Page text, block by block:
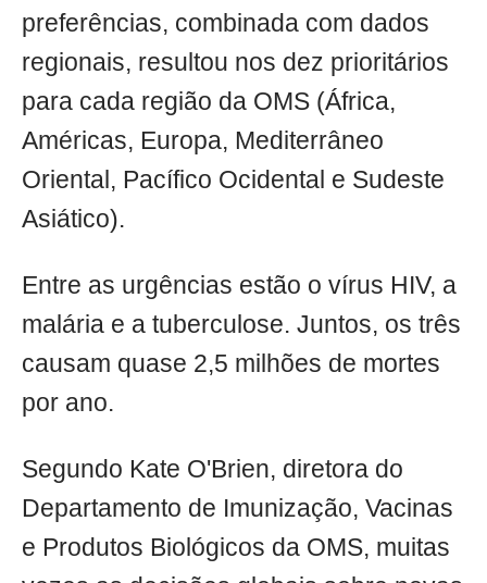
preferências, combinada com dados
regionais, resultou nos dez prioritários
para cada região da OMS (África,
Américas, Europa, Mediterrâneo
Oriental, Pacífico Ocidental e Sudeste
Asiático).
Entre as urgências estão o vírus HIV, a
malária e a tuberculose. Juntos, os três
causam quase 2,5 milhões de mortes
por ano.
Segundo Kate O'Brien, diretora do
Departamento de Imunização, Vacinas
e Produtos Biológicos da OMS, muitas